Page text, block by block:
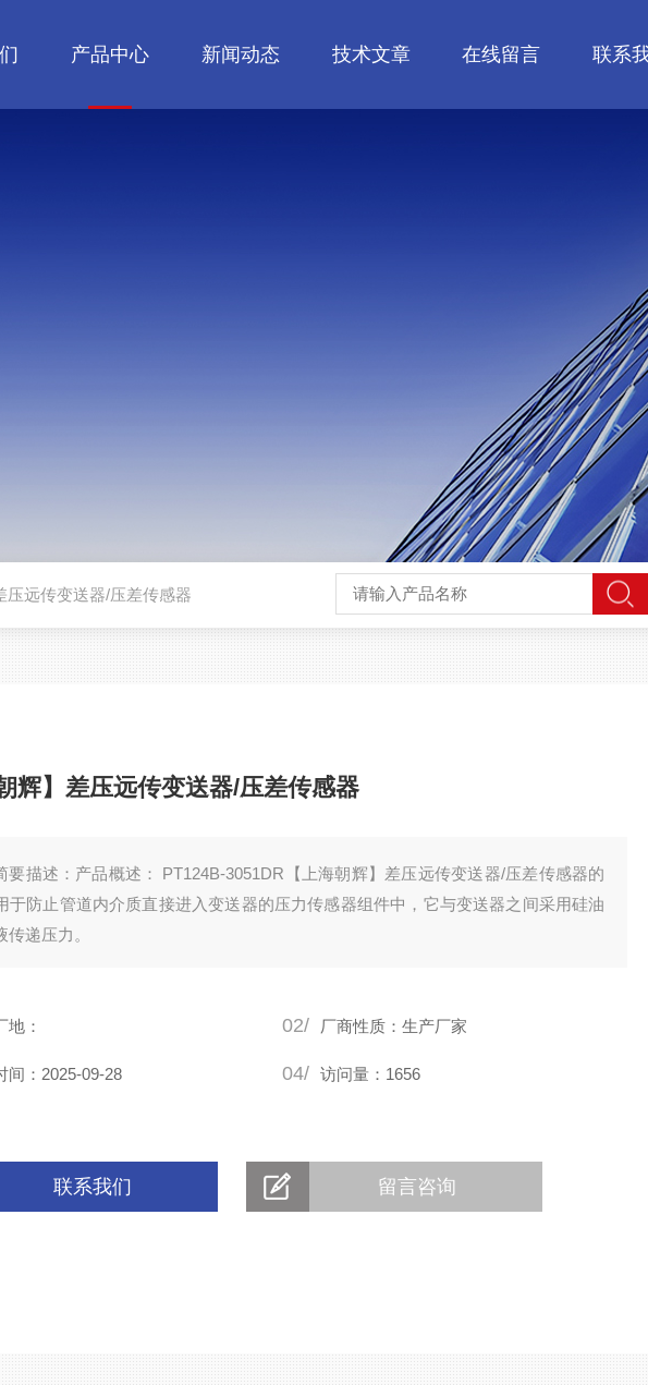
产品中心 新闻动态 技术文章 在线留言 联系
压远传变送器/压差传感器
辉】差压远传变送器/压差传感器
述：产品概述： PT124B-3051DR【上海朝辉】差压远传变送器/压差传感器的
于防止管道内介质直接进入变送器的压力传感器组件中，它与变送器之间采用硅油
传递压力。
地： 02/ 厂商性质：生产厂家
间：2025-09-28 04/ 访问量：1656
联系我们 留言咨询